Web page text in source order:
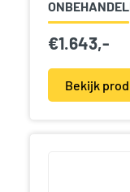
€1.643,-